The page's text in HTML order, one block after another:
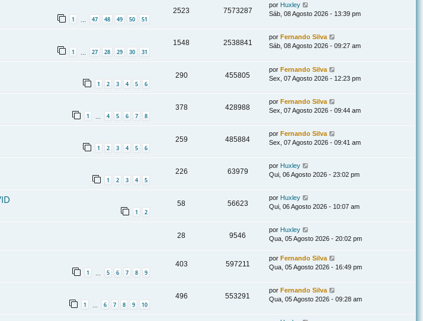
1 … 47 48 49 50 51
2523 7573287
por Huxley
Sáb, 08 Agosto 2026 - 13:39 pm
1 27 28 29 30 31
1548 2538841
por Fernando Silva
Sáb, 08 Agosto 2026 - 09:27 am
1 2 3 4 5 6
290 455805
por Fernando Silva
Sex, 07 Agosto 2026 - 12:23 pm
1 4 5 6 7 8
378 428988
por Fernando Silva
Sex, 07 Agosto 2026 - 09:44 am
1 2 3 4 5 6
259 485884
por Fernando Silva
Sex, 07 Agosto 2026 - 09:41 am
1 2 3 4 5
226 63979
por Huxley
Qui, 06 Agosto 2026 - 23:02 pm
1 2
58 56623
por Huxley
Qui, 06 Agosto 2026 - 10:07 am
28 9546
por Huxley
Qua, 05 Agosto 2026 - 20:02 pm
1 … 5 6 7 8 9
403 597211
por Fernando Silva
Qua, 05 Agosto 2026 - 16:49 pm
1 … 6 7 8 9 10
496 553291
por Fernando Silva
Qua, 05 Agosto 2026 - 09:28 am